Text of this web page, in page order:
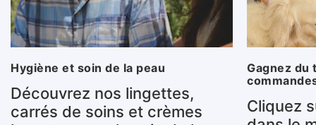
Hygiène et soin de la peau
Découvrez nos lingettes,
carrés de soins et crèmes
Gagnez du
Cliquez